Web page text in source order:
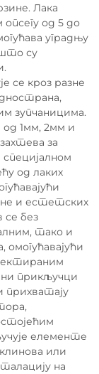
Лака
од 5 до
уградњу
су
се кроз разне
зупчаницима.
1мм, 2мм и
за
од лаких
и естетских
без
тако и
прикључци
елементе
или
на